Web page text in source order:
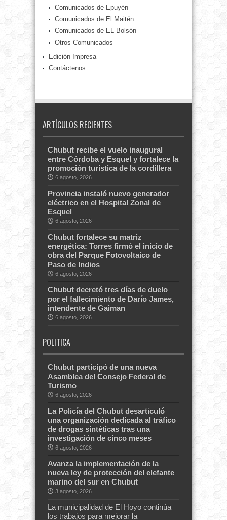
Comunicados de Epuyén
Comunicados de El Maitén
Comunicados de EL Bolsón
Otros Comunicados
Edición Impresa
Contáctenos
ARTÍCULOS RECIENTES
Chubut recibe el vuelo inaugural
entre Córdoba y Esquel y fortalece la
promoción turística de la cordillera
6 agosto, 2026
Provincia instaló nuevo generador
eléctrico en el Hospital Zonal de
Esquel
6 agosto, 2026
Chubut fortalece su matriz
energética: Torres firmó el inicio de
obra del Parque Fotovoltaico de
Paso de Indios
6 agosto, 2026
Chubut decretó tres días de duelo
por el fallecimiento de Darío James,
intendente de Gaiman
6 agosto, 2026
POLITICA
Chubut participó de una nueva
Asamblea del Consejo Federal de
Turismo
6 agosto, 2026
La Policía del Chubut desarticuló
una organización dedicada al tráfico
de drogas sintéticas tras una
investigación de cinco meses
6 agosto, 2026
Avanza la implementación de la
nueva ley de protección del elefante
marino del sur en Chubut
3 agosto, 2026
La municipalidad de El Hoyo continúa
los trabajos para mejorar la